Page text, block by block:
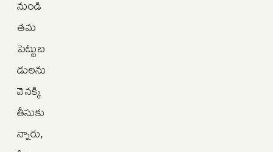
నుండి
తమ
పెట్టుబ
డులను
వెనక్కి
తీసుకు
న్నారు,